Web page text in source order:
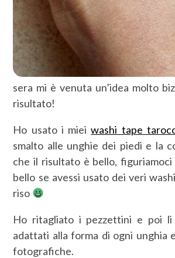
sera mi è venuta un’idea molto
risultato!
Ho usato i mieiwashi tape
smalto alle unghie dei piedi e la
che il risultato è bello,
bello se avessi usato dei veri
riso
Ho ritagliato i pezzettini e poi li
adattati alla forma di ogni unghia
fotografiche.